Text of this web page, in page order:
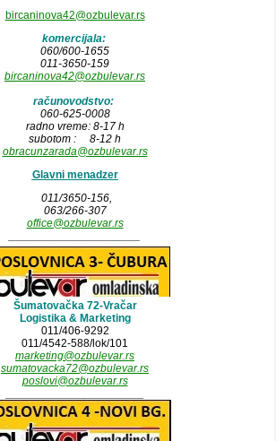
bircaninova42@ozbulevar.rs
komercijala:
060/600-1655
011-3650-159
bircaninova42@ozbulevar.rs
računovodstvo:
060-625-0008
radno vreme: 8-17 h
subotom : 8-12 h
obracunzarada@ozbulevar.rs
Glavni menadzer
011/3650-156,
063/266-307
office@ozbulevar.rs
Šumatovačka 72-Vračar
Logistika & Marketing
011/406-9292
011/4542-588/lok/101
marketing@ozbulevar.rs
sumatovacka72@ozbulevar.rs
poslovi@ozbulevar.rs